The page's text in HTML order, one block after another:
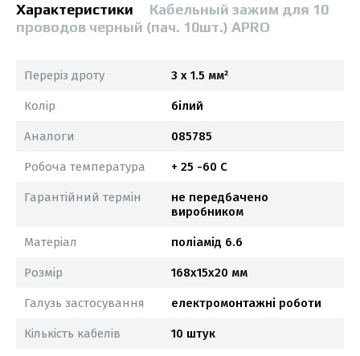
Характеристики
Кабельный зажим для 10
проводов черный (пач. 10шт.) APRO
Переріз дроту 3 х 1.5 мм²
Колір білий
Аналоги 085785
Робоча температура + 25 -60 С
Гарантійний термін
не передбачено
виробником
Матеріал поліамід 6.6
Розмір 168x15x20 мм
Галузь застосування електромонтажні роботи
Кількість кабелів 10 штук